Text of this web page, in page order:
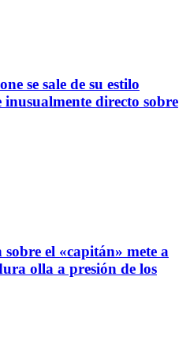
se sale de su estilo
directo sobre
el «capitán» mete a
olla a presión de los